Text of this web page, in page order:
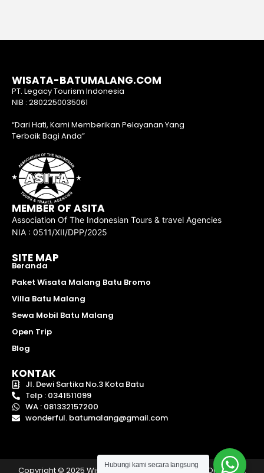
WISATA-BATUMALANG.COM
PT. Legacy Tourism Indonesia
NIB : 2802250035061
“Dari Hati, Kami Memberikan Pelayanan Yang
Terbaik Bagi Anda”
MEMBER OF ASITA
Association Of The Indonesian Tours & travel Agencies
NIA : 0511/XII/DPP/2025
SITE MAP
Beranda
Paket Wisata Malang Batu Bromo
Villa Batu Malang
Sewa Mobil Batu Malang
Open Trip
Blog
KONTAK
Jl. Dewi Sartika No.3 Kota Batu
Telp : 0341511099
WA : 081332157200
wonderful. batumalang@gmail.com
Copyright © 2025 Wisata Batu Malang | Hak Cipta Oleh – PT.
Hubungi kami secara langsung